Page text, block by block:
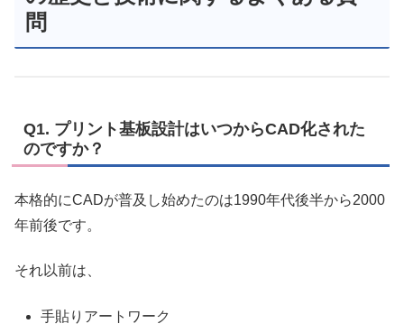
問
Q1. プリント基板設計はいつからCAD化された
のですか？
本格的にCADが普及し始めたのは1990年代後半から2000
年前後です。
それ以前は、
手貼りアートワーク